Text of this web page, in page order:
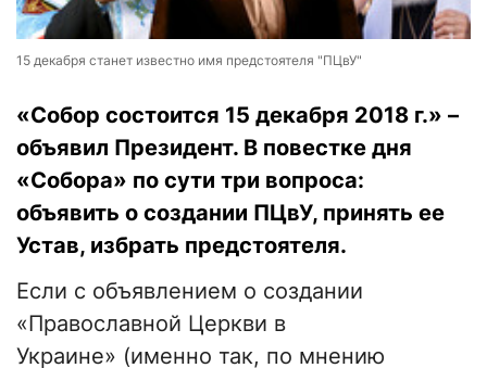
15 декабря станет известно имя предстоятеля "ПЦвУ"
«Собор состоится 15 декабря 2018 г.» –
объявил Президент. В повестке дня
«Собора» по сути три вопроса:
объявить о создании ПЦвУ, принять ее
Устав, избрать предстоятеля.
Если с объявлением о создании
«Православной Церкви в
Украине» (именно так, по мнению